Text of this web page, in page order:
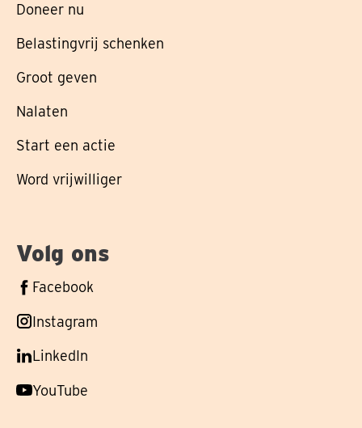
Doneer nu
Belastingvrij schenken
Groot geven
Nalaten
Start een actie
Word vrijwilliger
Volg ons
Volg
op
Facebook
Volg
op
Instagram
Volg
op
LinkedIn
Volg
YouTube